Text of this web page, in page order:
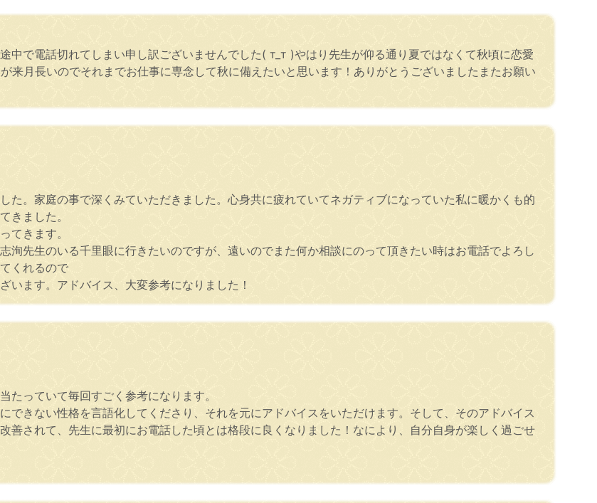
中で電話切れてしまい申し訳ございませんでした( т_т )やはり先生が仰る通り夏ではなくて秋頃に恋愛
来月長いのでそれまでお仕事に専念して秋に備えたいと思います！ありがとうございましたまたお願い
た。家庭の事で深くみていただきました。心身共に疲れていてネガティブになっていた私に暖かくも的
きました。
てきます。
洵先生のいる千里眼に行きたいのですが、遠いのでまた何か相談にのって頂きたい時はお電話でよろし
くれるので
います。アドバイス、大変参考になりました！
たっていて毎回すごく参考になります。
できない性格を言語化してくださり、それを元にアドバイスをいただけます。そして、そのアドバイス
善されて、先生に最初にお電話した頃とは格段に良くなりました！なにより、自分自身が楽しく過ごせ